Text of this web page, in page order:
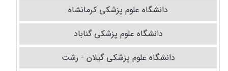
دانشگاه علوم پزشکی کرمانشاه
دانشگاه علوم پزشکی گناباد
دانشگاه علوم پزشکی گیلان - رشت